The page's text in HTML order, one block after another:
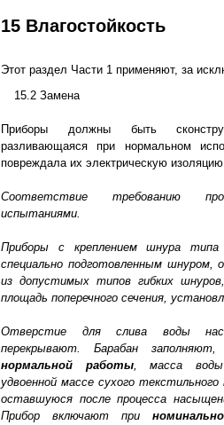
15 Влагостойкость
Этот раздел Части 1 применяют, за
15.2 Замена
Приборы должны быть
разливающаяся при нормальном
повреждала их электрическую
Соответствие требованию
испытаниями.
Приборы с креплением шнура
специально подготовленным
из допустимых типов гибких
площадь поперечного сечения,
Отверстие для слива воды
перекрывают. Барабан
нормальной работы, масса
удвоенной массе сухого
оставшуюся после процесса
Прибор включают при